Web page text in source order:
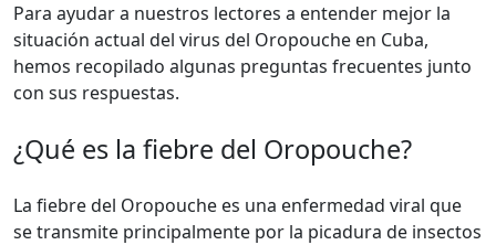
Para ayudar a nuestros lectores a entender mejor la
situación actual del virus del Oropouche en Cuba,
hemos recopilado algunas preguntas frecuentes junto
con sus respuestas.
¿Qué es la fiebre del Oropouche?
La fiebre del Oropouche es una enfermedad viral que
se transmite principalmente por la picadura de insectos